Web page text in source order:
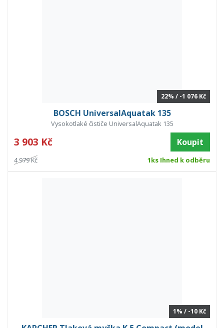
22% / -1 076 Kč
BOSCH UniversalAquatak 135
Vysokotlaké čističe UniversalAquatak 135
3 903 Kč Koupit
4 979 Kč 1ks Ihned k odběru
1% / -10 Kč